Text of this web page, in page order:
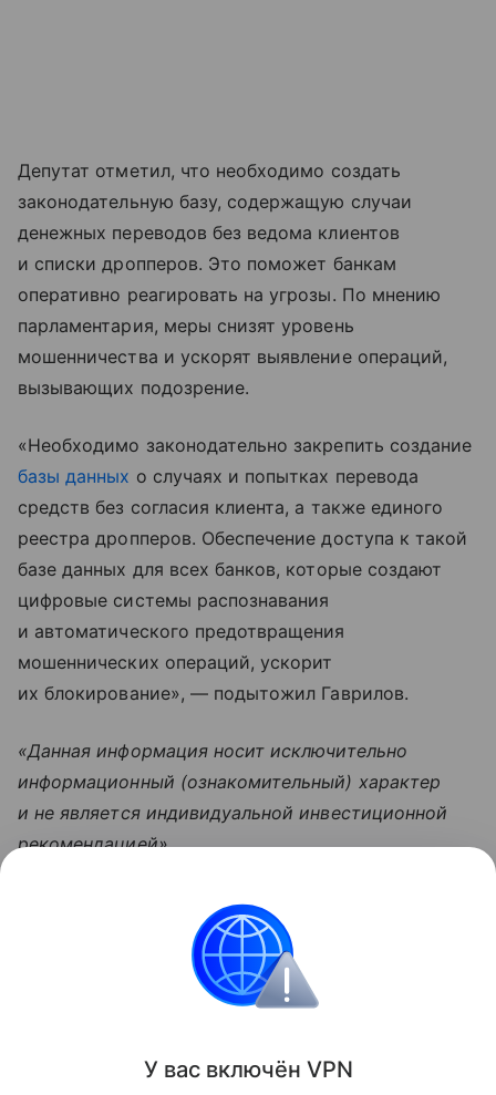
Депутат отметил, что необходимо создать
законодательную базу, содержащую случаи
денежных переводов без ведома клиентов
и списки дропперов. Это поможет банкам
оперативно реагировать на угрозы. По мнению
парламентария, меры снизят уровень
мошенничества и ускорят выявление операций,
вызывающих подозрение.
«Необходимо законодательно закрепить создание
базы данных о случаях и попытках перевода
средств без согласия клиента, а также единого
реестра дропперов. Обеспечение доступа к такой
базе данных для всех банков, которые создают
цифровые системы распознавания
и автоматического предотвращения
мошеннических операций, ускорит
их блокирование», — подытожил Гаврилов.
«Данная информация носит исключительно
информационный (ознакомительный) характер
и не является индивидуальной инвестиционной
рекомендацией».
База данных: виды и принцип работы
В статье мы расскажем о базах данных (БД) и
программах, которые ими управляют.
У вас включён VPN